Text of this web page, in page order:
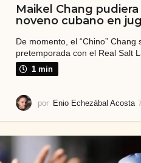
Maikel Chang
noveno cubano en
De momento, el “Chino”
pretemporada con el Real Salt
1 min
por Enio Echezábal Acosta